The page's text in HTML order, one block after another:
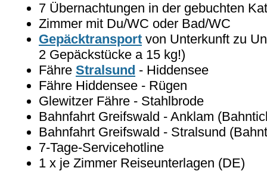
7 Übernachtungen in der gebuchten
Zimmer mit Du/WC oder Bad/WC
Gepäcktransport von Unterkunft zu
2 Gepäckstücke a 15 kg!)
Fähre Stralsund - Hiddensee
Fähre Hiddensee - Rügen
Glewitzer Fähre - Stahlbrode
Bahnfahrt Greifswald - Anklam
Bahnfahrt Greifswald - Stralsund
7-Tage-Servicehotline
1 x je Zimmer Reiseunterlagen (DE)